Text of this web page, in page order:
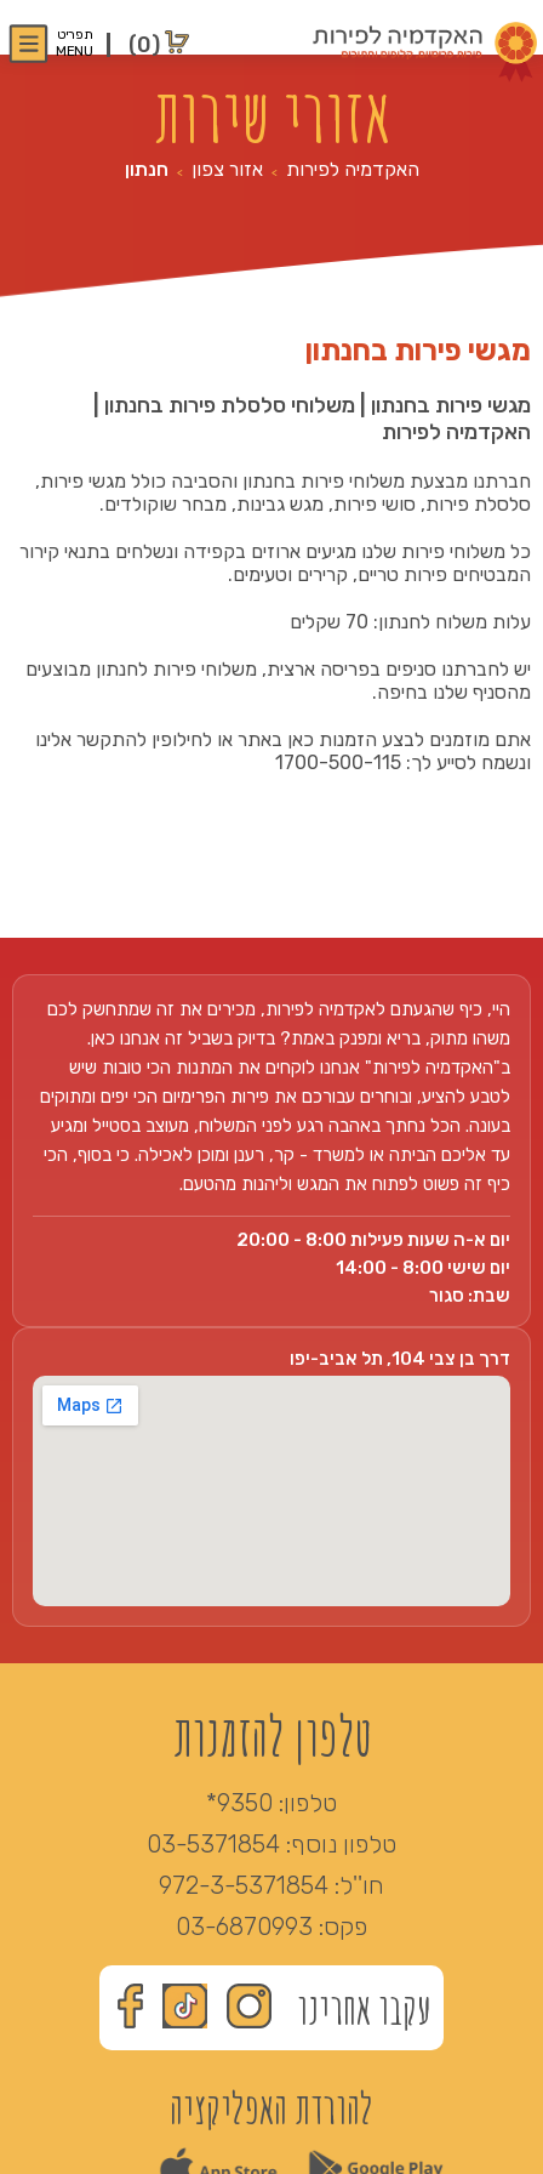
(0)
תפריט
MENU
אזורי שירות
האקדמיה לפירות > אזור צפון > חנתון
מגשי פירות בחנתון
מגשי פירות בחנתון | משלוחי סלסלת פירות בחנתון |
האקדמיה לפירות
חברתנו מבצעת משלוחי פירות בחנתון והסביבה כולל מגשי פירות,
סלסלת פירות, סושי פירות, מגש גבינות, מבחר שוקולדים.
כל משלוחי פירות שלנו מגיעים ארוזים בקפידה ונשלחים בתנאי קירור
המבטיחים פירות טריים, קרירים וטעימים.
עלות משלוח לחנתון: 70 שקלים
יש לחברתנו סניפים בפריסה ארצית, משלוחי פירות לחנתון מבוצעים
מהסניף שלנו בחיפה.
אתם מוזמנים לבצע הזמנות כאן באתר או לחילופין להתקשר אלינו
ונשמח לסייע לך: 1700-500-115
היי, כיף שהגעתם לאקדמיה לפירות, מכירים את זה שמתחשק לכם
משהו מתוק, בריא ומפנק באמת? בדיוק בשביל זה אנחנו כאן.
ב"האקדמיה לפירות" אנחנו לוקחים את המתנות הכי טובות שיש
לטבע להציע, ובוחרים עבורכם את פירות הפרימיום הכי יפים ומתוקים
בעונה. הכל נחתך באהבה רגע לפני המשלוח, מעוצב בסטייל ומגיע
עד אליכם הביתה או למשרד - קר, רענן ומוכן לאכילה. כי בסוף, הכי
כיף זה פשוט לפתוח את המגש וליהנות מהטעם.
יום א-ה שעות פעילות 8:00 - 20:00
יום שישי 8:00 - 14:00
שבת: סגור
דרך בן צבי 104, תל אביב-יפו
טלפון להזמנות
טלפון: 9350*
טלפון נוסף: 03-5371854
חו''ל: 972-3-5371854
פקס: 03-6870993
עקבו אחרינו
להורדת האפליקציה